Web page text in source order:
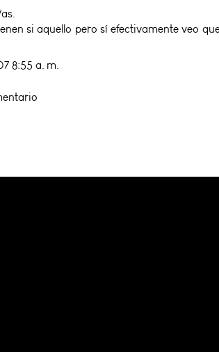
si aquello pero sí efectivamente veo
8:55 a. m.